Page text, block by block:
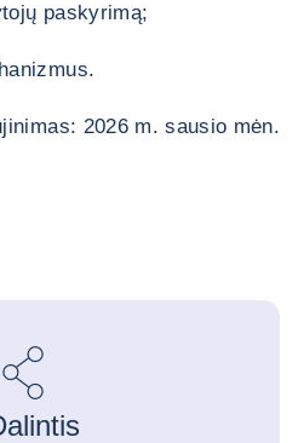
paskyrimą;
2026 m. sausio mėn.